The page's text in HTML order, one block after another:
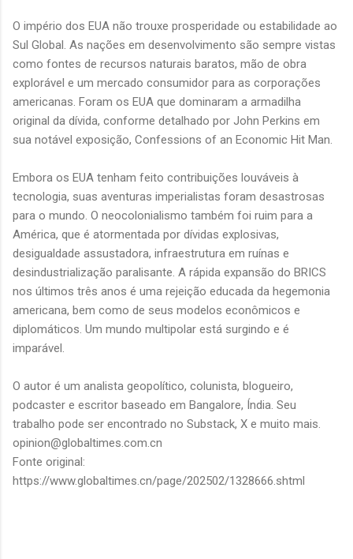
O império dos EUA não trouxe prosperidade ou estabilidade ao
Sul Global. As nações em desenvolvimento são sempre vistas
como fontes de recursos naturais baratos, mão de obra
explorável e um mercado consumidor para as corporações
americanas. Foram os EUA que dominaram a armadilha
original da dívida, conforme detalhado por John Perkins em
sua notável exposição, Confessions of an Economic Hit Man.
Embora os EUA tenham feito contribuições louváveis à
tecnologia, suas aventuras imperialistas foram desastrosas
para o mundo. O neocolonialismo também foi ruim para a
América, que é atormentada por dívidas explosivas,
desigualdade assustadora, infraestrutura em ruínas e
desindustrialização paralisante. A rápida expansão do BRICS
nos últimos três anos é uma rejeição educada da hegemonia
americana, bem como de seus modelos econômicos e
diplomáticos. Um mundo multipolar está surgindo e é
imparável.
O autor é um analista geopolítico, colunista, blogueiro,
podcaster e escritor baseado em Bangalore, Índia. Seu
trabalho pode ser encontrado no Substack, X e muito mais.
opinion@globaltimes.com.cn
Fonte original:
https://www.globaltimes.cn/page/202502/1328666.shtml